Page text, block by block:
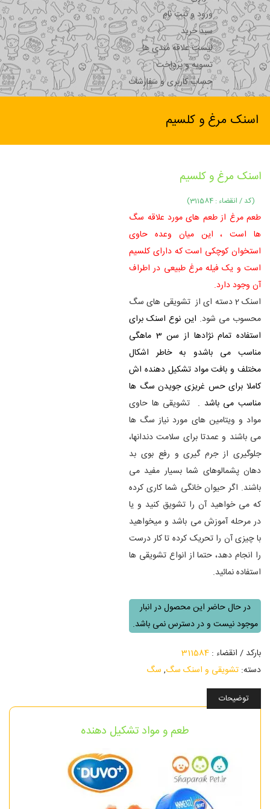
ورود و ثبت نام
سبد خرید
لیست علاقه مندی ها
تسویه و پرداخت
حساب کاربری و سفارشات
اسنک مرغ و کلسیم
اسنک مرغ و کلسیم
(کد / انقضاء : 311584)
طعم مرغ از طعم های مورد علاقه سگ
ها است ، این میان وعده حاوی
استخوان کوچکی است که دارای کلسیم
است و یک فیله مرغ طبیعی در اطراف
آن وجود دارد.
اسنک 2 دسته ای از تشویقی های سگ
محسوب می شود. این نوع اسنک برای
استفاده تمام نژادها از سن 3 ماهگی
مناسب می باشدو به خاطر اشکال
مختلف و بافت مواد تشکیل دهنده اش
کاملا برای حس غریزی جویدن سگ ها
مناسب می باشد . تشویقی ها حاوی
مواد و ویتامین های مورد نیاز سگ ها
می باشند و عمدتا برای سلامت دندانها،
جلوگیری از جرم گیری و رفع بوی بد
دهان پشمالوهای شما بسیار مفید می
باشند. اگر حیوان خانگی شما کاری کرده
که می خواهید آن را تشویق کنید و یا
در مرحله آموزش می باشد و میخواهید
با چیزی آن را تحریک کرده تا کار درست
را انجام دهد، حتما از انواع تشویقی ها
استفاده نمائید.
در حال حاضر این محصول در انبار
موجود نیست و در دسترس نمی باشد.
بارکد / انقضاء :311584
دسته:تشویقی و اسنک سگ, سگ
توضیحات
طعم و مواد تشکیل دهنده